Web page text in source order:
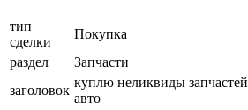
тип
сделки
Покупка
раздел
Запчасти
заголовок
куплю неликвиды
авто